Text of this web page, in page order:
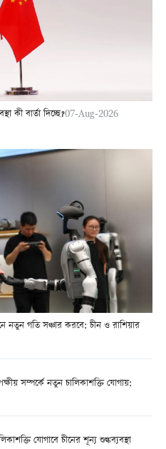
কী বার্তা দিচ্ছে?07-Aug-2026
নতুন গতি সঞ্চার করবে: চীন ও রাশিয়ার
সম্পর্কে নতুন চালিকাশক্তি যোগায়:
যোগাবে চীনের শূন্য শুল্কব্যবস্থা